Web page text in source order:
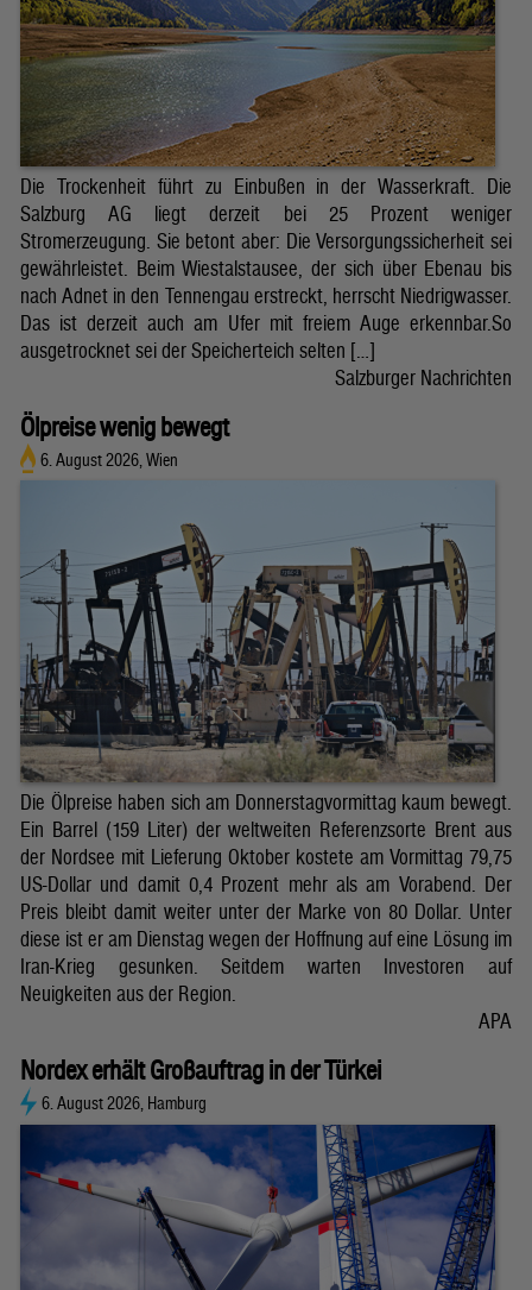
Die Trockenheit führt zu Einbußen in der Wasserkraft. Die
Salzburg AG liegt derzeit bei 25 Prozent weniger
Stromerzeugung. Sie betont aber: Die Versorgungssicherheit sei
gewährleistet. Beim Wiestalstausee, der sich über Ebenau bis
nach Adnet in den Tennengau erstreckt, herrscht Niedrigwasser.
Das ist derzeit auch am Ufer mit freiem Auge erkennbar.So
ausgetrocknet sei der Speicherteich selten […]
Salzburger Nachrichten
Ölpreise wenig bewegt
6. August 2026, Wien
Die Ölpreise haben sich am Donnerstagvormittag kaum bewegt.
Ein Barrel (159 Liter) der weltweiten Referenzsorte Brent aus
der Nordsee mit Lieferung Oktober kostete am Vormittag 79,75
US-Dollar und damit 0,4 Prozent mehr als am Vorabend. Der
Preis bleibt damit weiter unter der Marke von 80 Dollar. Unter
diese ist er am Dienstag wegen der Hoffnung auf eine Lösung im
Iran-Krieg gesunken. Seitdem warten Investoren auf
Neuigkeiten aus der Region.
APA
Nordex erhält Großauftrag in der Türkei
6. August 2026, Hamburg